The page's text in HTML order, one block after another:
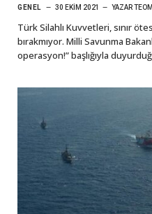
GENEL 30 EKIM 2021 YAZAR
Türk Silahlı Kuvvetleri, sınır
bırakmıyor. Milli Savunma
operasyon!” başlığıyla